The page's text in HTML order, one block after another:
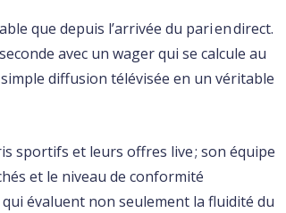
que depuis l’arrivée du pari en direct.
avec un wager qui se calcule au
diffusion télévisée en un véritable
sportifs et leurs offres live ; son équipe
et le niveau de conformité
évaluent non seulement la fluidité du